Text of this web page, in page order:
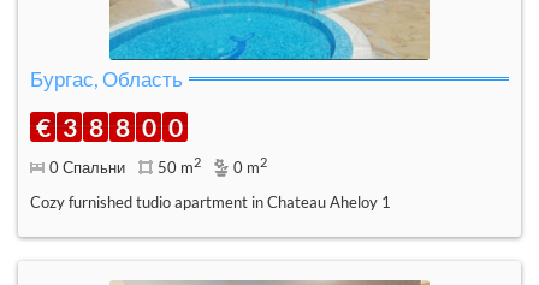
Бургас, Область
€ 3 8 8 0 0
0 Спальни 50 m2 0 m2
Cozy furnished tudio apartment in Chateau Aheloy 1